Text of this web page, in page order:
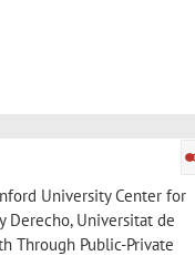
University Center for
Derecho, Universitat de
Through Public-Private